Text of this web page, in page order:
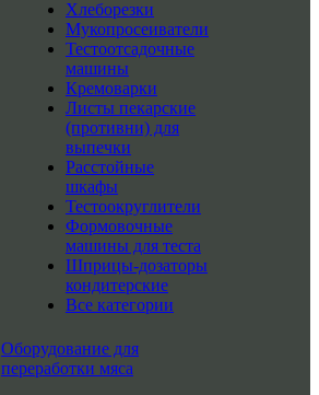
Хлеборезки
Мукопросеиватели
Тестоотсадочные
машины
Кремоварки
Листы пекарские
(противни) для
выпечки
Расстойные
шкафы
Тестоокруглители
Формовочные
машины для теста
Шприцы-дозаторы
кондитерские
Все категории
Оборудование для
переработки мяса